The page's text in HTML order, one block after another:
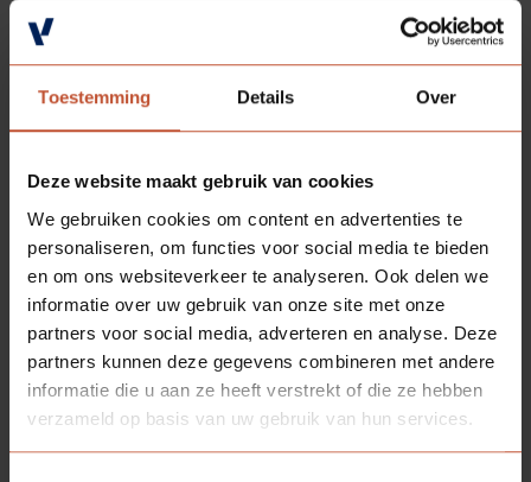
Toestemming Details Over
Deze website maakt gebruik van cookies
We gebruiken cookies om content en advertenties te
personaliseren, om functies voor social media te bieden
en om ons websiteverkeer te analyseren. Ook delen we
informatie over uw gebruik van onze site met onze
partners voor social media, adverteren en analyse. Deze
partners kunnen deze gegevens combineren met andere
informatie die u aan ze heeft verstrekt of die ze hebben
verzameld op basis van uw gebruik van hun services.
BESCHIKBARE
PAUMELLESR3
Bekijk model